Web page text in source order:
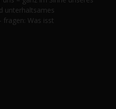
unterhaltsames
fragen: Was isst